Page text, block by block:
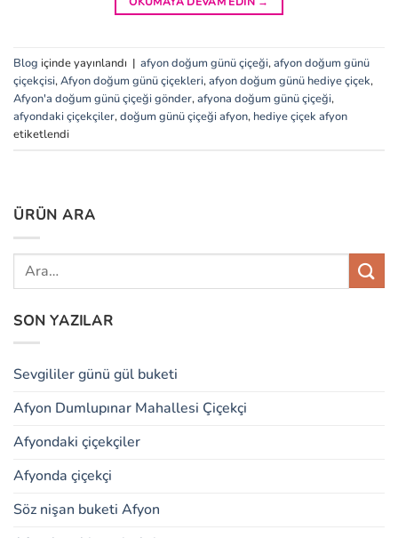
Blog içinde yayınlandı | afyon doğum günü çiçeği,afyon doğum günü
çiçekçisi,Afyon doğum günü çiçekleri,afyon doğum günü hediye çiçek,
Afyon'a doğum günü çiçeği gönder,afyona doğum günü çiçeği,
afyondaki çiçekçiler,doğum günü çiçeği afyon, hediye çiçek afyon
etiketlendi
ÜRÜN ARA
SON YAZILAR
Sevgililer günü gül buketi
Afyon Dumlupınar Mahallesi Çiçekçi
Afyondaki çiçekçiler
Afyonda çiçekçi
Söz nişan buketi Afyon